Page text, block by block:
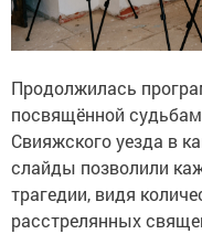
Продолжилась
посвящённой
Свияжского уезда в
слайды позволили
трагедии, видя
расстрелянных